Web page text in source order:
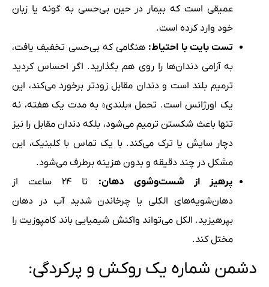
عمیقی است که بیمار در حین بی‌حسی به گونه یا زبان
خود وارد کرده است.
تست بایت با احتیاط: هنگامی که بی‌حسی تخفیف یافت،
به آرامی دندان‌ها را روی هم بگذارید. اگر احساس کردید
ترمیم بلند است و دندان مقابل زودتر برخورد می‌کند، این
یک اورژانس است. تحمل «بلندی» به مدت یک هفته، نه
تنها باعث شکستن ترمیم می‌شود، بلکه دندان مقابل را نیز
دچار سایش یا ترک می‌کند. با یک تماس با کلینیک، این
مشکل در چند دقیقه و بدون هزینه برطرف می‌شود.
پرهیز از شست‌وشوی دهان:
تا ۲۴ ساعت از
دهان‌شویه‌های الکلی یا چرخاندن شدید آب در دهان
بپرهیزید. الکل می‌تواند واکنش شیمیایی باند کامپوزیت را
مختل کند.
دشمن شماره یک روکش و پرکردگی: